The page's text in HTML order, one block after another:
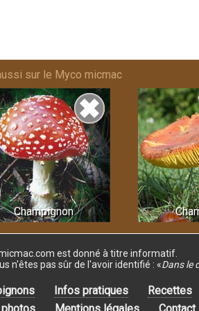
sur le Myco micmac
Champignon
est donné à titre informatif.
n'êtes pas sûr de l'avoir identifié : «Dans le
Infos pratiques
Recettes